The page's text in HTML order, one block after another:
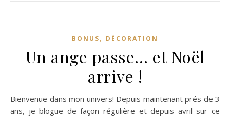
BONUS, DÉCORATION
Un ange passe… et Noël
arrive !
Bienvenue dans mon univers! Depuis maintenant prés de 3
ans, je blogue de façon régulière et depuis avril sur ce